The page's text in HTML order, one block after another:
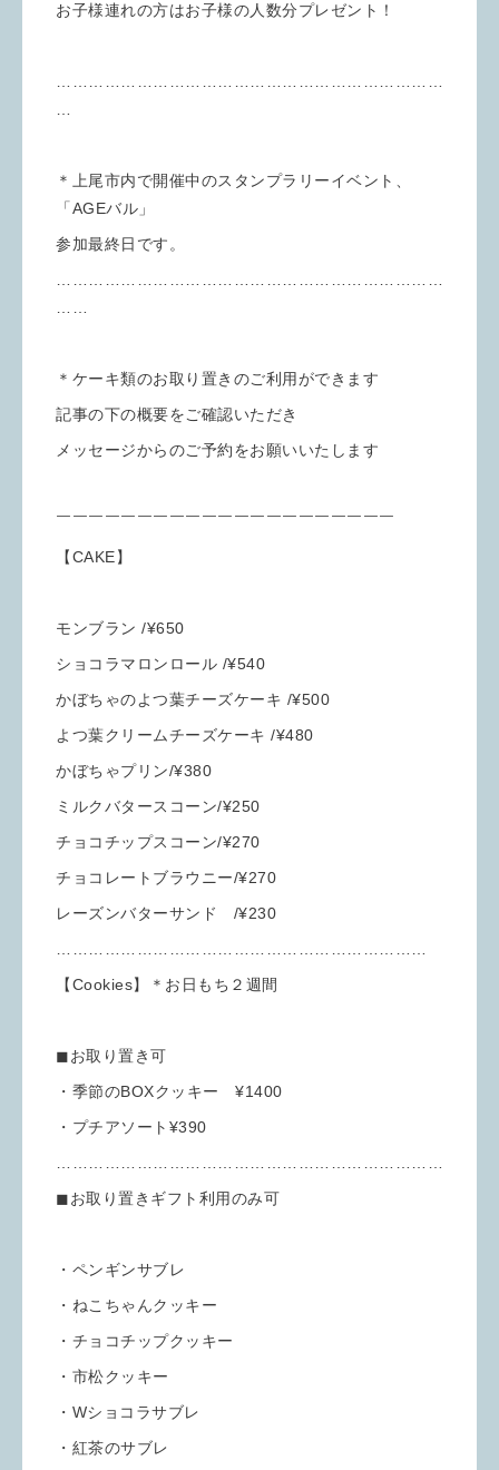
お子様連れの方はお子様の人数分プレゼント！
＊上尾市内で開催中のスタンプラリーイベント、
「AGEバル」
参加最終日です。
＊ケーキ類のお取り置きのご利用ができます
記事の下の概要をご確認いただき
メッセージからのご予約をお願いいたします
￣￣￣￣￣￣￣￣￣￣￣￣￣￣￣￣￣￣￣￣￣
【CAKE】
モンブラン /¥650
ショコラマロンロール /¥540
かぼちゃのよつ葉チーズケーキ /¥500
よつ葉クリームチーズケーキ /¥480
かぼちゃプリン/¥380
ミルクバタースコーン/¥250
チョコチップスコーン/¥270
チョコレートブラウニー/¥270
レーズンバターサンド /¥230
【Cookies】＊お日もち２週間
◼︎お取り置き可
・季節のBOXクッキー ¥1400
・プチアソート¥390
◼︎お取り置きギフト利用のみ可
・ペンギンサブレ
・ねこちゃんクッキー
・チョコチップクッキー
・市松クッキー
・Wショコラサブレ
・紅茶のサブレ